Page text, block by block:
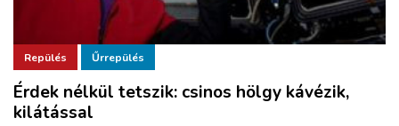
Repülés Űrrepülés
Érdek nélkül tetszik: csinos hölgy kávézik,
kilátással